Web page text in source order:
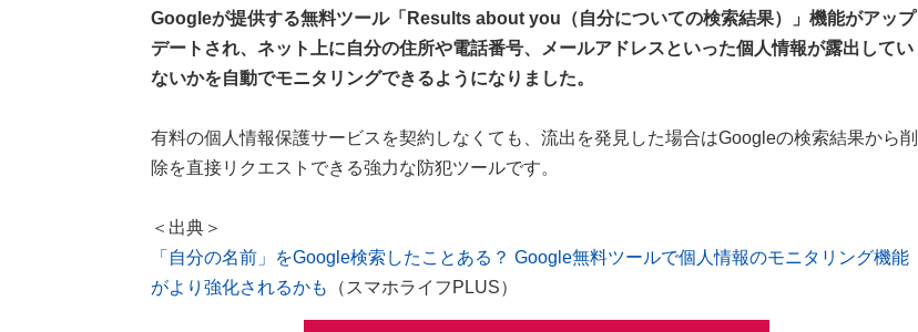
Googleが提供する無料ツール「Results about you（自分についての検索結果）」機能がアップ
デートされ、ネット上に自分の住所や電話番号、メールアドレスといった個人情報が露出してい
ないかを自動でモニタリングできるようになりました。
有料の個人情報保護サービスを契約しなくても、流出を発見した場合はGoogleの検索結果から削
除を直接リクエストできる強力な防犯ツールです。
＜出典＞
「自分の名前」をGoogle検索したことある？ Google無料ツールで個人情報のモニタリング機能
がより強化されるかも （スマホライフPLUS）